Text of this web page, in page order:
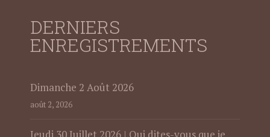
DERNIERS
ENREGISTREMENTS
Dimanche 2 Août 2026
août 2, 2026